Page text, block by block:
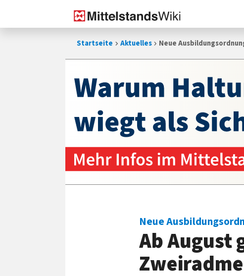
Startseite Aktuelles Neue
Neue
Ab August